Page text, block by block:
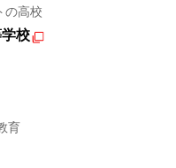
の高校
校
育